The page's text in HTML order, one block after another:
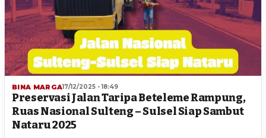
BINA MARGA17/12/2025 - 18:49
Preservasi Jalan Taripa Beteleme Rampung,
Ruas Nasional Sulteng – Sulsel Siap Sambut
Nataru 2025